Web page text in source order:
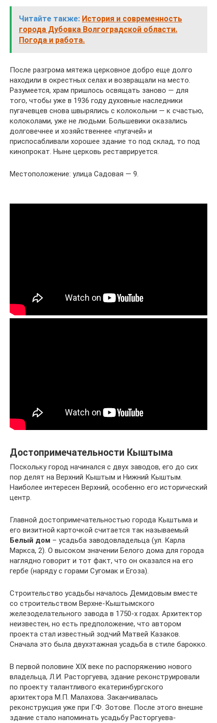
Читайте также: История и современность
города Дубовка Волгоградской области.
Погода и работа.
После разгрома мятежа церковное добро еще долго
находили в окрестных селах и возвращали на место.
Разумеется, храм пришлось освящать заново — для
того, чтобы уже в 1936 году духовные наследники
пугачевцев снова швырялись с колокольни — к счастью,
колоколами, уже не людьми. Большевики оказались
долговечнее и хозяйственнее «пугачей» и
приспосабливали хорошее здание то под склад, то под
кинопрокат. Ныне церковь реставрируется.
Местоположение: улица Садовая — 9.
Достопримечательности Кыштыма
Поскольку город начинался с двух заводов, его до сих
пор делят на Верхний Кыштым и Нижний Кыштым.
Наиболее интересен Верхний, особенно его исторический
центр.
Главной достопримечательностью города Кыштыма и
его визитной карточкой считается так называемый
Белый дом – усадьба заводовладельца (ул. Карла
Маркса, 2). О высоком значении Белого дома для города
наглядно говорит и тот факт, что он оказался на его
гербе (наряду с горами Сугомак и Егоза).
Строительство усадьбы началось Демидовым вместе
со строительством Верхне-Кыштымского
железоделательного завода в 1750-х годах. Архитектор
неизвестен, но есть предположение, что автором
проекта стал известный зодчий Матвей Казаков.
Сначала это была двухэтажная усадьба в стиле барокко.
В первой половине XIX веке по распоряжению нового
владельца, Л.И. Расторгуева, здание реконструировали
по проекту талантливого екатеринбургского
архитектора М.П. Малахова. Заканчивалась
реконструкция уже при Г.Ф. Зотове. После этого внешне
здание стало напоминать усадьбу Расторгуева-